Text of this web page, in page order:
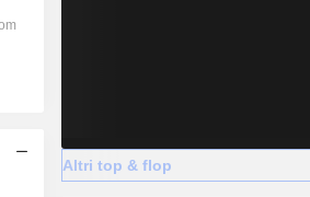
Altri top & flop